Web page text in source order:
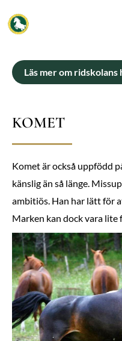
Läs mer om ridskolans
KOMET
Komet är också uppfödd
känslig än så länge.
ambitiös. Han har lätt för
Marken kan dock vara